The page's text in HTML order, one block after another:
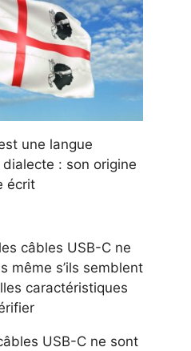
une langue
: son origine
écrit
USB-C ne sont